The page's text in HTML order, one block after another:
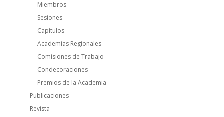
Miembros
Sesiones
Capítulos
Academias Regionales
Comisiones de Trabajo
Condecoraciones
Premios de la Academia
Publicaciones
Revista